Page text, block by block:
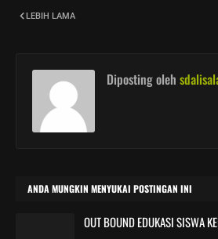
LEBIH LAMA
Diposting oleh
ANDA MUNGKIN MENYUKAI POSTINGAN INI
OUT BOUND EDUKASI SISWA